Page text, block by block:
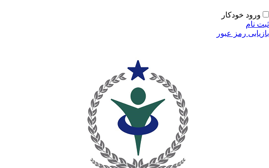
ورود خودکار
ثبت نام
بازیابی رمز عبور